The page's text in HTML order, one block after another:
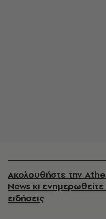
Ακολουθήστε την
News κι
ειδήσεις